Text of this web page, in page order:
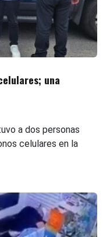
una
a dos personas
celulares en la